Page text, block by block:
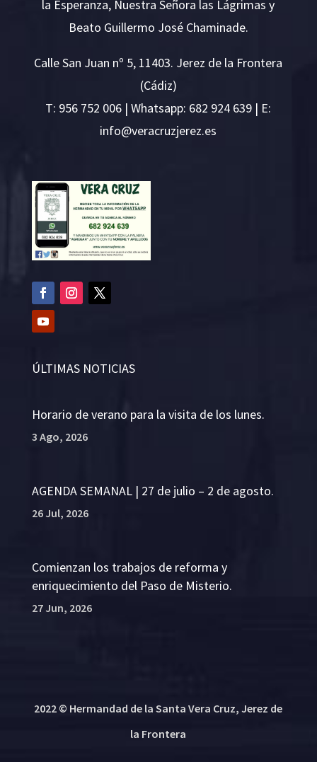
la Esperanza, Nuestra Señora las Lágrimas y
Beato Guillermo José Chaminade.
Calle San Juan nº 5, 11403. Jerez de la Frontera
(Cádiz)
T: 956 752 006 | Whatsapp: 682 924 639 | E:
se.ze
rejzu
rcare
v@ofn
i
ÚLTIMAS NOTICIAS
Horario de verano para la visita de los lunes.
3 Ago, 2026
AGENDA SEMANAL | 27 de julio – 2 de agosto.
26 Jul, 2026
Comienzan los trabajos de reforma y
enriquecimiento del Paso de Misterio.
27 Jun, 2026
2022 © Hermandad de la Santa Vera Cruz, Jerez de
la Frontera